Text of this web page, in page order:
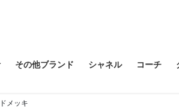
その他ブランド シャネル コーチ
メッキ